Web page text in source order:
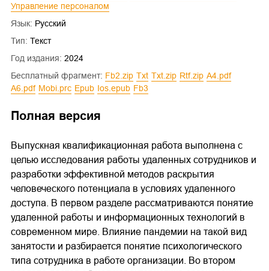
Управление персоналом
Язык: Русский
Тип: Текст
Год издания: 2024
Бесплатный фрагмент:
fb2.zip txt txt.zip rtf.zip
a4.pdf
a6.pdf
mobi.prc epub ios.epub fb3
Полная версия
Выпускная квалификационная работа выполнена с
целью исследования работы удаленных сотрудников и
разработки эффективной методов раскрытия
человеческого потенциала в условиях удаленного
доступа. В первом разделе рассматриваются понятие
удаленной работы и информационных технологий в
современном мире. Влияние пандемии на такой вид
занятости и разбирается понятие психологического
типа сотрудника в работе организации. Во втором